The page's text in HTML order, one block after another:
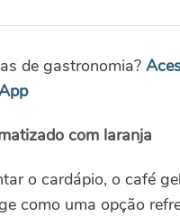
de gastronomia?
com laranja
o cardápio, o café
como uma opção